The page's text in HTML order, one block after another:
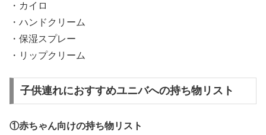
・カイロ
・ハンドクリーム
・保湿スプレー
・リップクリーム
子供連れにおすすめユニバへの持ち物リスト
①赤ちゃん向けの持ち物リスト